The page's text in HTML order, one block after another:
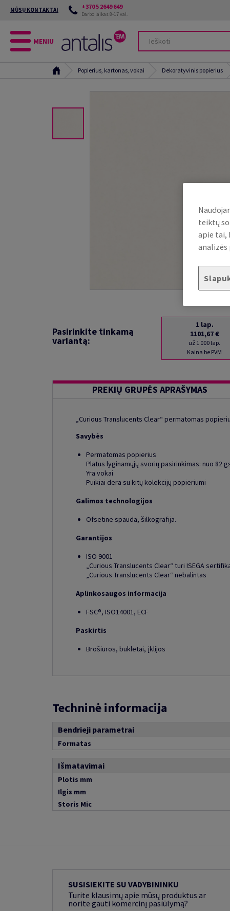
MŪSŲ KONTAKTAI +370 5 2649 649
Darbo laikas 8-17 val.
MENIU
Popierius, kartonas, vokai Dekoratyvinis popierius
Pasirinkite tinkamą
variantą:
1 lap.
1101,67 €
už 1 000 lap.
Kaina be PVM
PREKIŲ GRUPĖS APRAŠYMAS
„Curious Translucents Clear“ permatomas
Savybės
Permatomas popierius
Platus lyginamųjų svorių pasirinkimas: nuo 82
Yra vokai
Puikiai dera su kitų kolekcijų popieriumi
Galimos technologijos
Ofsetinė spauda, šilkografija.
Garantijos
ISO 9001
„Curious Translucents Clear“ turi ISEGA
„Curious Translucents Clear“ nebalintas
Aplinkosaugos informacija
FSC®, ISO14001, ECF
Paskirtis
Brošiūros, bukletai, įklijos
Techninė informacija
Bendrieji parametrai
Formatas
Išmatavimai
Plotis mm
Ilgis mm
Storis Mic
SUSISIEKITE SU VADYBININKU
Turite klausimų apie mūsų produktus ar
norite gauti komercinį pasiūlymą?
teiktų
apie tai,
analizės